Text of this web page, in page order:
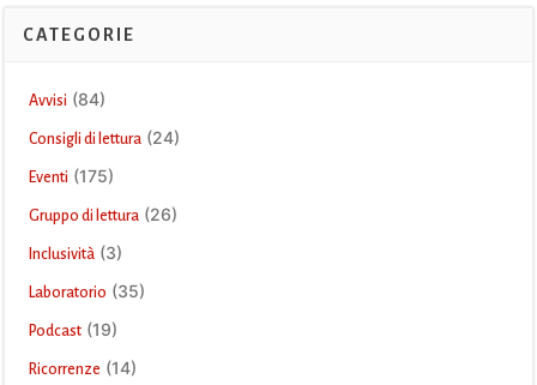
CATEGORIE
Avvisi (84)
Consigli di lettura (24)
Eventi (175)
Gruppo di lettura (26)
Inclusività (3)
Laboratorio (35)
Podcast (19)
Ricorrenze (14)